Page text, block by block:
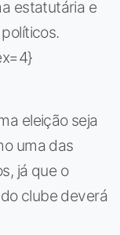
estatutária e
eleição seja
uma das
já que o
clube deverá